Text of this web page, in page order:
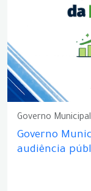
Governo Municipal
Governo
audiência